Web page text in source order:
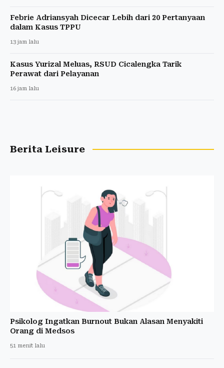
Febrie Adriansyah Dicecar Lebih dari 20 Pertanyaan
dalam Kasus TPPU
13 jam lalu
Kasus Yurizal Meluas, RSUD Cicalengka Tarik
Perawat dari Pelayanan
16 jam lalu
Berita Leisure
Psikolog Ingatkan Burnout Bukan Alasan Menyakiti
Orang di Medsos
51 menit lalu